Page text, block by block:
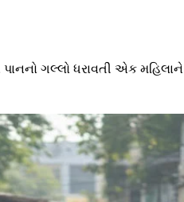
પાનનો ગલ્લો ધરાવતી એક મહિલાને